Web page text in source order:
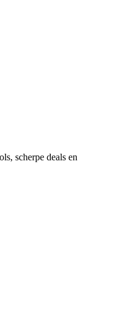
scherpe deals en